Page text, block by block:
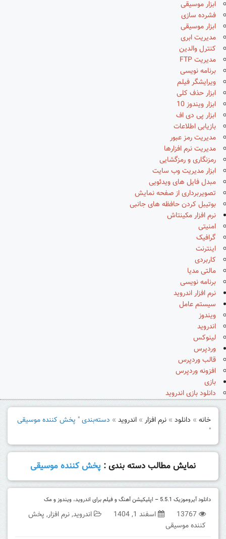
ابزار موسیقی
فشرده سازی
ابزار موسیقی
مدیریت ابری
کنترل والدین
مدیریت FTP
برنامه نویسی
ویرایشگر فیلم
ابزار حذف کلی
ابزار ویندوز 10
ابزار پی دی اف
بازیابی اطلاعات
مدیریت رمز عبور
مدیریت نرم افزارها
رمزنگاری و رمزگشایی
ابزار مدیریت وب سایت
مبدل فایل های ویدئویی
تصویربرداری از صفحه نمایش
بوتیبل کردن حافظه های جانبی
نرم افزار مکینتاش
امنیتی
گرافیک
اینترنت
کاربردی
مالتی مدیا
برنامه نویسی
نرم افزار اندروید
سیستم عامل
ویندوز
اندروید
لینوکس
وردپرس
قالب وردپرس
افزونه وردپرس
بازی
دانلود بازی اندروید
خانه » دانلود » نرم افزار » اندروید » دسته‌بندی " پخش کننده موسیقی
"
نمایش مطالب دسته بندی : پخش کننده موسیقی
دانلود آیروموزیک 5.5.1 – اپلیکیشن آهنگ و فیلم برای اندروید، ویندوز و مک
13767 اسفند 1, 1404 اندروید,نرم افزار, پخش
کننده موسیقی